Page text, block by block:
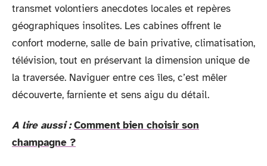
transmet volontiers anecdotes locales et repères
géographiques insolites. Les cabines offrent le
confort moderne, salle de bain privative, climatisation,
télévision, tout en préservant la dimension unique de
la traversée. Naviguer entre ces îles, c’est mêler
découverte, farniente et sens aigu du détail.
A lire aussi : Comment bien choisir son
champagne ?